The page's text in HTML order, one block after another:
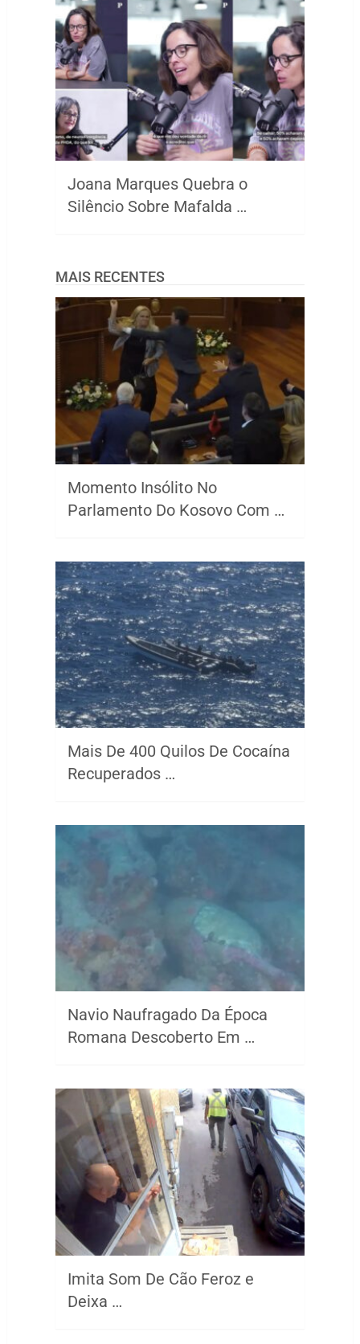
Joana Marques Quebra o
Silêncio Sobre Mafalda …
MAIS RECENTES
Momento Insólito No
Parlamento Do Kosovo Com …
Mais De 400 Quilos De Cocaína
Recuperados …
Navio Naufragado Da Época
Romana Descoberto Em …
Imita Som De Cão Feroz e
Deixa …